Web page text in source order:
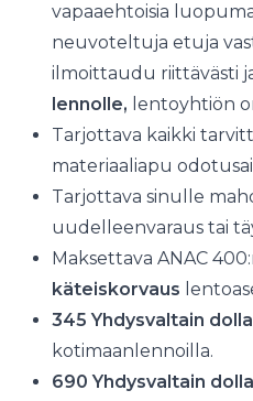
vapaaehtoisia
neuvoteltuja etuja
ilmoittaudu riittävästi
lennolle, lentoyhtiön
Tarjottava kaikki
materiaaliapu
Tarjottava sinulle
uudelleenvaraus tai
Maksettava ANAC
käteiskorvaus
345 Yhdysvaltain
kotimaanlennoilla.
690 Yhdysvaltain